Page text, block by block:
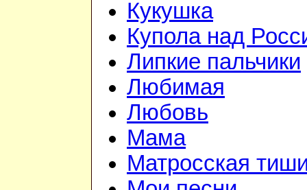
Кукушка
Купола над
Липкие пальчики
Любимая
Любовь
Мама
Матросская